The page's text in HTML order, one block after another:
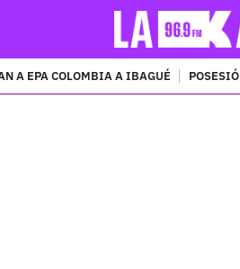
A EPA COLOMBIA A IBAGUÉ